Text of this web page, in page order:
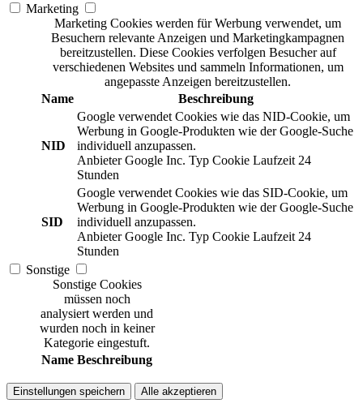
Marketing
Marketing Cookies werden für Werbung verwendet, um
Besuchern relevante Anzeigen und Marketingkampagnen
bereitzustellen. Diese Cookies verfolgen Besucher auf
verschiedenen Websites und sammeln Informationen, um
angepasste Anzeigen bereitzustellen.
Name
Beschreibung
NID
Google verwendet Cookies wie das NID-Cookie, um
Werbung in Google-Produkten wie der Google-Suche
individuell anzupassen.
Anbieter Google Inc. Typ Cookie Laufzeit 24
Stunden
SID
Google verwendet Cookies wie das SID-Cookie, um
Werbung in Google-Produkten wie der Google-Suche
individuell anzupassen.
Anbieter Google Inc. Typ Cookie Laufzeit 24
Stunden
Sonstige
Sonstige Cookies
müssen noch
analysiert werden und
wurden noch in keiner
Kategorie eingestuft.
Name Beschreibung
Einstellungen speichern Alle akzeptieren